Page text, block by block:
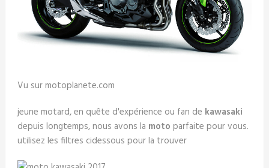
Vu sur motoplanete.com
jeune motard, en quête d'expérience ou fan de kawasaki
depuis longtemps, nous avons la moto parfaite pour vous.
utilisez les filtres cidessous pour la trouver